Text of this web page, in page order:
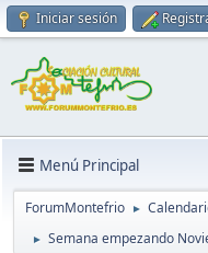
Iniciar sesión
Menú Principal
ForumMontefrio ►
► Semana empezando